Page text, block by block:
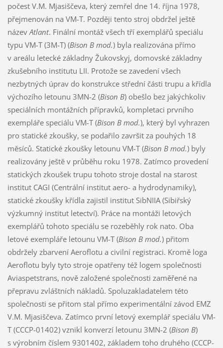
počest V.M. Mjasiščeva, který zemřel dne 14. října 1978,
přejmenován na VM-T. Později tento stroj obdržel ještě
název Atlant. Finální montáž všech tří exemplářů speciálu
typu VM-T (3M-T) (Bison B mod.) byla realizována přímo
v areálu letecké základny Žukovskyj, domovské základny
zkušebního institutu LII. Protože se zavedení všech
nezbytných úprav do konstrukce střední části trupu a křídla
výchozího letounu 3MN-2 (Bison B) obešlo bez jakýchkoliv
speciálních montážních přípravků, kompletaci prvního
exempláře speciálu VM-T (Bison B mod.), který byl vyhrazen
pro statické zkoušky, se podařilo završit za pouhých 18
měsíců. Statické zkoušky letounu VM-T (Bison B mod.) byly
realizovány ještě v průběhu roku 1978. Zatímco provedení
statických zkoušek trupu tohoto stroje dostal na starost
institut CAGI (Centrální institut aero- a hydrodynamiky),
statické zkoušky křídla zajistil institut SibNIIA (Sibiřský
výzkumný institut letectví). Práce na montáži letových
exemplářů tohoto speciálu se rozeběhly rok nato. Oba
letové exempláře letounu VM-T (Bison B mod.) přitom
obdržely zbarvení Aeroflotu a civilní registraci. Kromě loga
Aeroflotu byly tyto stroje opatřeny též logem společnosti
Aviaspetstrans, nově založené společnosti zaměřené na
přepravu zvláštních nákladů. Spoluzakladatelem této
společnosti se přitom stal přímo experimentální závod EMZ
V.M. Mjasiščeva. Zatímco první letový exemplář speciálu VM-
T (CCCP-01402) vznikl konverzí letounu 3MN-2 (Bison B)
s výrobním číslem 9301402, základem toho druhého (CCCP-